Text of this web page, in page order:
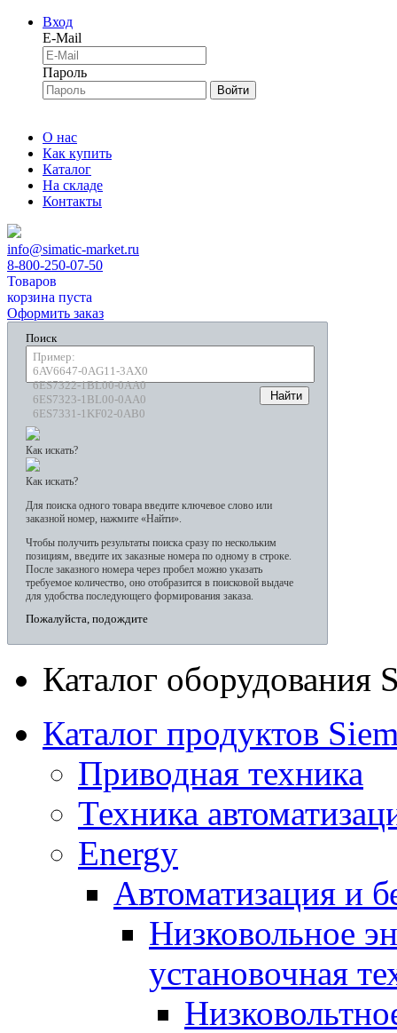
Вход
E-Mail
Пароль
Войти
О нас
Как купить
Каталог
На складе
Контакты
info@simatic-market.ru
8-800-250-07-50
Товаров
корзина пуста
Оформить заказ
Поиск
Пример:
6AV6647-0AG11-3AX0
6ES7322-1BL00-0AA0
6ES7323-1BL00-0AA0
6ES7331-1KF02-0AB0
Найти
Как искать?
Как искать?
Для поиска одного товара введите ключевое слово или
заказной номер, нажмите «Найти».
Чтобы получить результаты поиска сразу по нескольким
позициям, введите их заказные номера по одному в строке.
После заказного номера через пробел можно указать
требуемое количество, оно отобразится в поисковой выдаче
для удобства последующего формирования заказа.
Пожалуйста, подождите
Каталог оборудования
Каталог продуктов
Приводная техника
Техника
Energy
Автоматизация и
Низковольное
установочная